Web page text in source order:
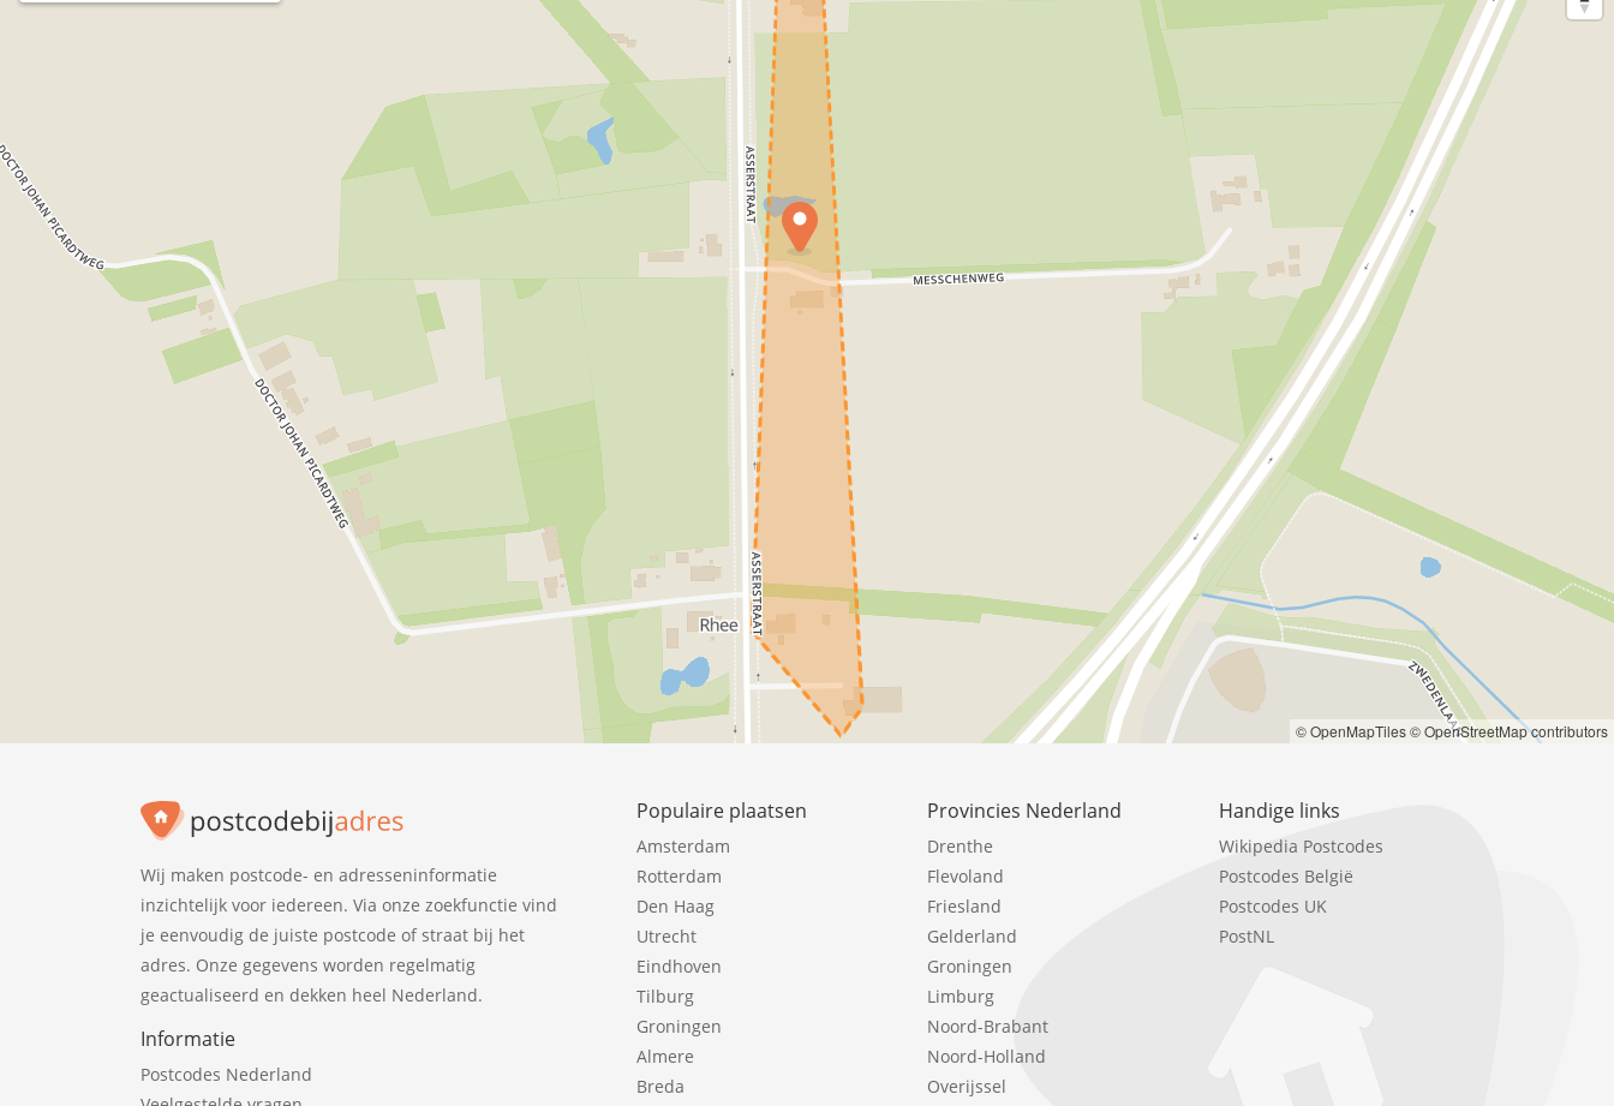
© OpenMapTiles© OpenStreetMap contributors
Wij maken postcode- en adresseninformatie
inzichtelijk voor iedereen. Via onze zoekfunctie vind
je eenvoudig de juiste postcode of straat bij het
adres. Onze gegevens worden regelmatig
geactualiseerd en dekken heel Nederland.
Informatie
Postcodes Nederland
Populaire plaatsen
Amsterdam
Rotterdam
Den Haag
Utrecht
Eindhoven
Tilburg
Groningen
Almere
Breda
Provincies Nederland
Drenthe
Flevoland
Friesland
Gelderland
Groningen
Limburg
Noord-Brabant
Noord-Holland
Overijssel
Handige links
Wikipedia Postcodes
Postcodes België
Postcodes UK
PostNL